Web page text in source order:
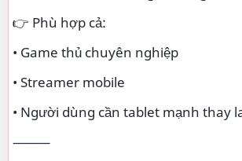
👉 Phù hợp cả:
• Game thủ chuyên nghiệp
• Streamer mobile
• Người dùng cần tablet mạnh thay
⸻